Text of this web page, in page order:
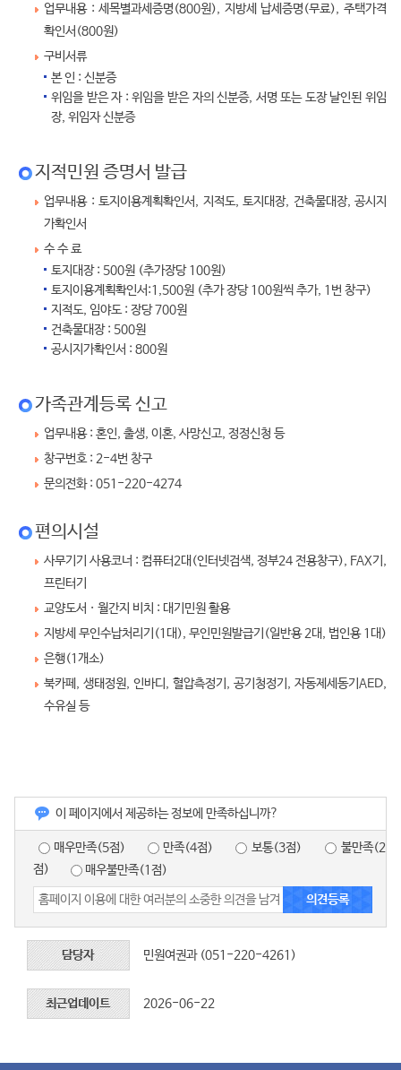
업무내용 : 세목별과세증명(800원), 지방세 납세증명(무료), 주택가격
확인서(800원)
구비서류
본 인 : 신분증
위임을 받은 자 : 위임을 받은 자의 신분증, 서명 또는 도장 날인된 위임
장, 위임자 신분증
지적민원 증명서 발급
업무내용 : 토지이용계획확인서, 지적도, 토지대장, 건축물대장, 공시지
가확인서
수 수 료
토지대장 : 500원 (추가장당 100원)
토지이용계획확인서:1,500원 (추가 장당 100원씩 추가, 1번 창구)
지적도, 임야도 : 장당 700원
건축물대장 : 500원
공시지가확인서 : 800원
가족관계등록 신고
업무내용 : 혼인, 출생, 이혼, 사망신고, 정정신청 등
창구번호 : 2-4번 창구
문의전화 : 051-220-4274
편의시설
사무기기 사용코너 : 컴퓨터2대(인터넷검색, 정부24 전용창구), FAX기,
프린터기
교양도서 · 월간지 비치 : 대기민원 활용
지방세 무인수납처리기(1대), 무인민원발급기(일반용 2대, 법인용 1대)
은행(1개소)
북카페, 생태정원, 인바디, 혈압측정기, 공기청정기, 자동제세동기AED,
수유실 등
이 페이지에서 제공하는 정보에 만족하십니까?
매우만족(5점) 만족(4점) 보통(3점)
점)
매우불만족(1점)
담당자 민원여권과 (051-220-4261)
최근업데이트 2026-06-22